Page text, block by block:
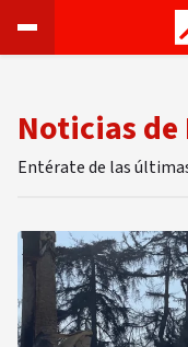
Noticias de
Entérate de las